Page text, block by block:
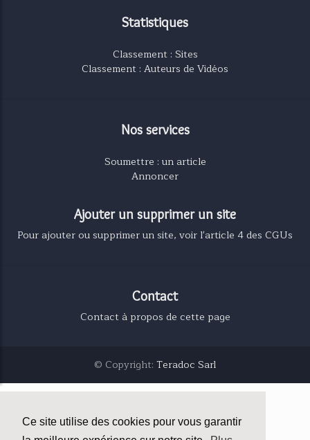
Ce site utilise des cookies pour vous garantir
Statistiques
Classement : Sites
Classement : Auteurs de Vidéos
Nos services
Soumettre : un article
Annoncer
Ajouter un supprimer un site
Pour ajouter ou supprimer un site, voir l'article 4 des CGUs
Contact
Contact à propos de cette page
© Copyright: Teradoc Sarl